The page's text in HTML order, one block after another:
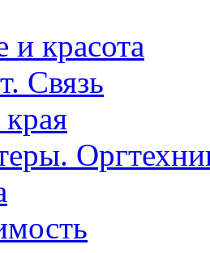
и красота
Связь